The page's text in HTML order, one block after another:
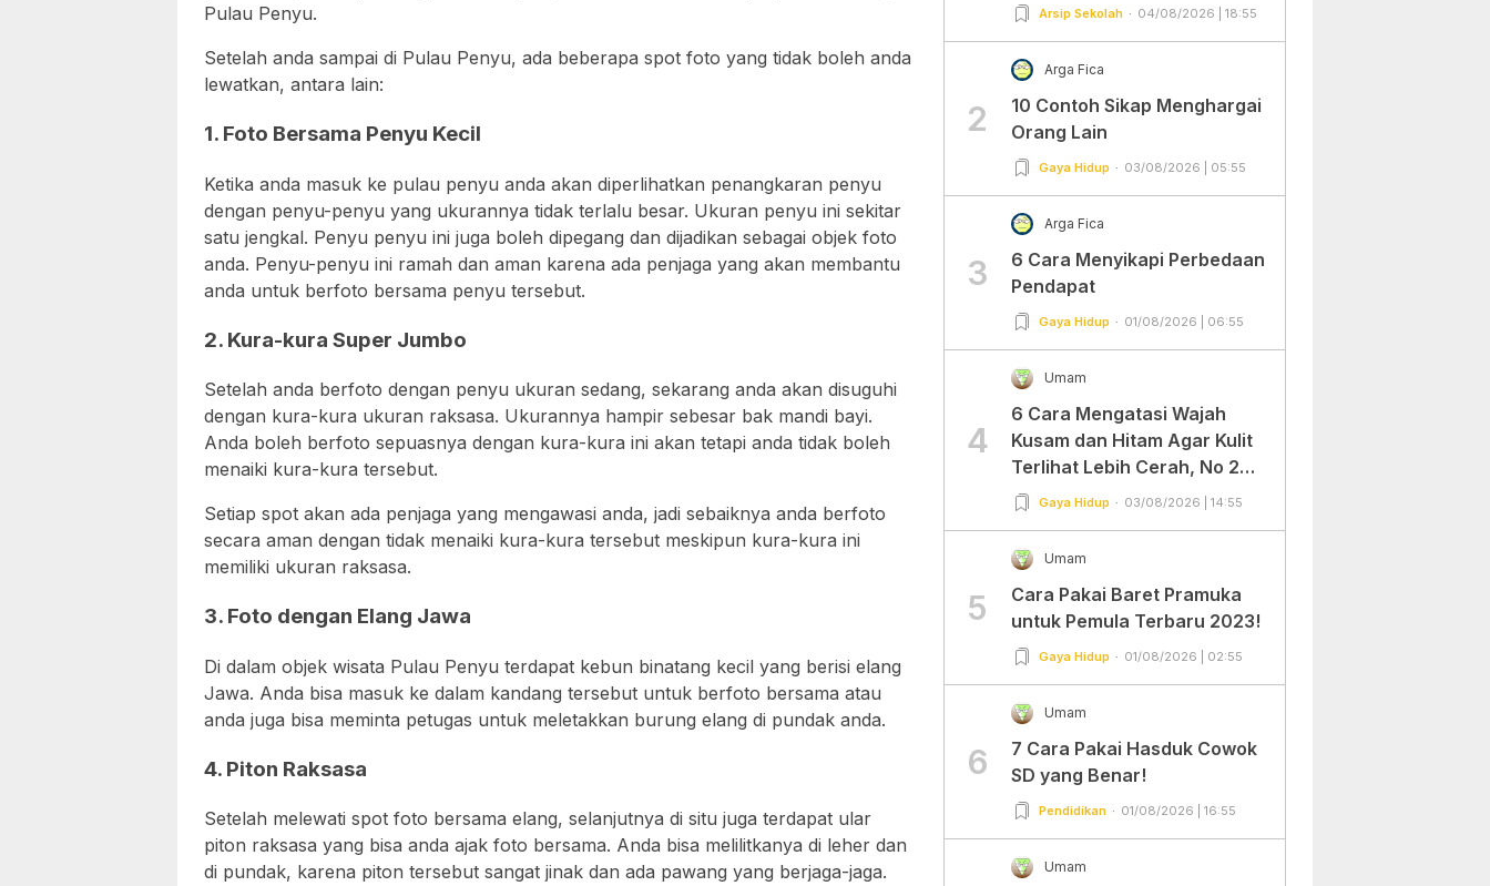
Pulau Penyu.
Setelah anda sampai di Pulau Penyu, ada beberapa spot foto yang tidak boleh anda
lewatkan, antara lain:
1. Foto Bersama Penyu Kecil
Ketika anda masuk ke pulau penyu anda akan diperlihatkan penangkaran penyu
dengan penyu-penyu yang ukurannya tidak terlalu besar. Ukuran penyu ini sekitar
satu jengkal. Penyu penyu ini juga boleh dipegang dan dijadikan sebagai objek foto
anda. Penyu-penyu ini ramah dan aman karena ada penjaga yang akan membantu
anda untuk berfoto bersama penyu tersebut.
2. Kura-kura Super Jumbo
Setelah anda berfoto dengan penyu ukuran sedang, sekarang anda akan disuguhi
dengan kura-kura ukuran raksasa. Ukurannya hampir sebesar bak mandi bayi.
Anda boleh berfoto sepuasnya dengan kura-kura ini akan tetapi anda tidak boleh
menaiki kura-kura tersebut.
Setiap spot akan ada penjaga yang mengawasi anda, jadi sebaiknya anda berfoto
secara aman dengan tidak menaiki kura-kura tersebut meskipun kura-kura ini
memiliki ukuran raksasa.
3. Foto dengan Elang Jawa
Di dalam objek wisata Pulau Penyu terdapat kebun binatang kecil yang berisi elang
Jawa. Anda bisa masuk ke dalam kandang tersebut untuk berfoto bersama atau
anda juga bisa meminta petugas untuk meletakkan burung elang di pundak anda.
4. Piton Raksasa
Setelah melewati spot foto bersama elang, selanjutnya di situ juga terdapat ular
piton raksasa yang bisa anda ajak foto bersama. Anda bisa melilitkanya di leher dan
di pundak, karena piton tersebut sangat jinak dan ada pawang yang berjaga-jaga.
Arsip Sekolah 04/08/2026 | 18:55
2
Arga Fica
10 Contoh Sikap Menghargai
Orang Lain
Gaya Hidup 03/08/2026 | 05:55
3
Arga Fica
6 Cara Menyikapi Perbedaan
Pendapat
Gaya Hidup 01/08/2026 | 06:55
4
Umam
6 Cara Mengatasi Wajah
Kusam dan Hitam Agar Kulit
Terlihat Lebih Cerah, No 2
Gampang Banget dan Mudah
Gaya Hidup 03/08/2026 | 14:55
5
Umam
Cara Pakai Baret Pramuka
untuk Pemula Terbaru 2023!
Gaya Hidup 01/08/2026 | 02:55
6
Umam
7 Cara Pakai Hasduk Cowok
SD yang Benar!
Pendidikan 01/08/2026 | 16:55
Umam